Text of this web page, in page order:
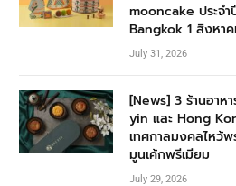
mooncake ประจ
Bangkok 1 สิงหา
July 31, 2026
[News] 3 ร้านอาห
yin และ Hong
เทศกาลมงคลไหว้
มูนเค้กพรีเมียม
July 29, 2026